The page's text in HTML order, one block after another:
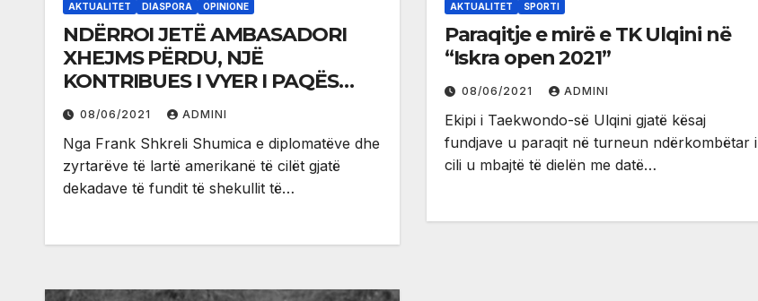
AKTUALITET DIASPORA OPINIONE
NDËRROI JETË AMBASADORI
XHEJMS PËRDU, NJË
KONTRIBUES I VYER I PAQËS
DHE DREJTËSISË NË BALLKANIN
PERËNDIMOR
08/06/2021 ADMINI
Nga Frank Shkreli Shumica e diplomatëve dhe
zyrtarëve të lartë amerikanë të cilët gjatë
dekadave të fundit të shekullit të…
AKTUALITET SPORTI
Paraqitje e mirë e TK Ulqini në
“Iskra open 2021”
08/06/2021 ADMINI
Ekipi i Taekwondo-së Ulqini gjatë kësaj
fundjave u paraqit në turneun ndërkombëtar i
cili u mbajtë të dielën me datë…